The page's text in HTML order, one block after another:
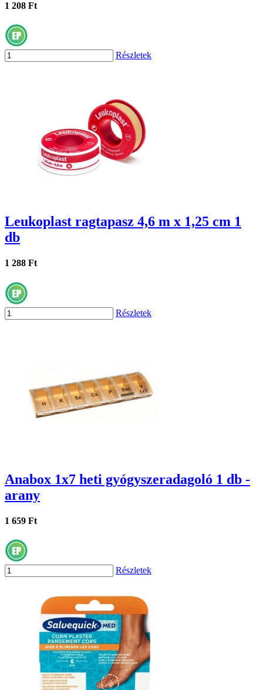
1 208 Ft
Részletek
Leukoplast ragtapasz 4,6 m x 1,25 cm 1
db
1 288 Ft
Részletek
Anabox 1x7 heti gyógyszeradagoló 1 db -
arany
1 659 Ft
Részletek